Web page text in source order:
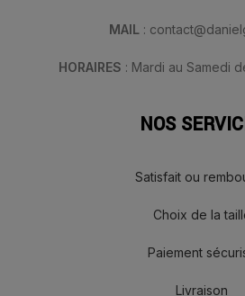
MAIL :
HORAIRES : Mardi au Samedi
NOS
Satisfait ou
Choix de la
Paiement
Livraison